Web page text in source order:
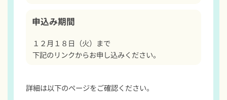
申込み期間
１２月１８日（火）まで
下記のリンクからお申し込みください。
詳細は以下のページをご確認ください。